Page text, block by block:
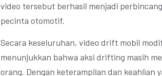
video tersebut berhasil menjadi
pecinta otomotif.
Secara keseluruhan, video drift mobil
menunjukkan bahwa aksi drifting masih
orang. Dengan keterampilan dan keahlian